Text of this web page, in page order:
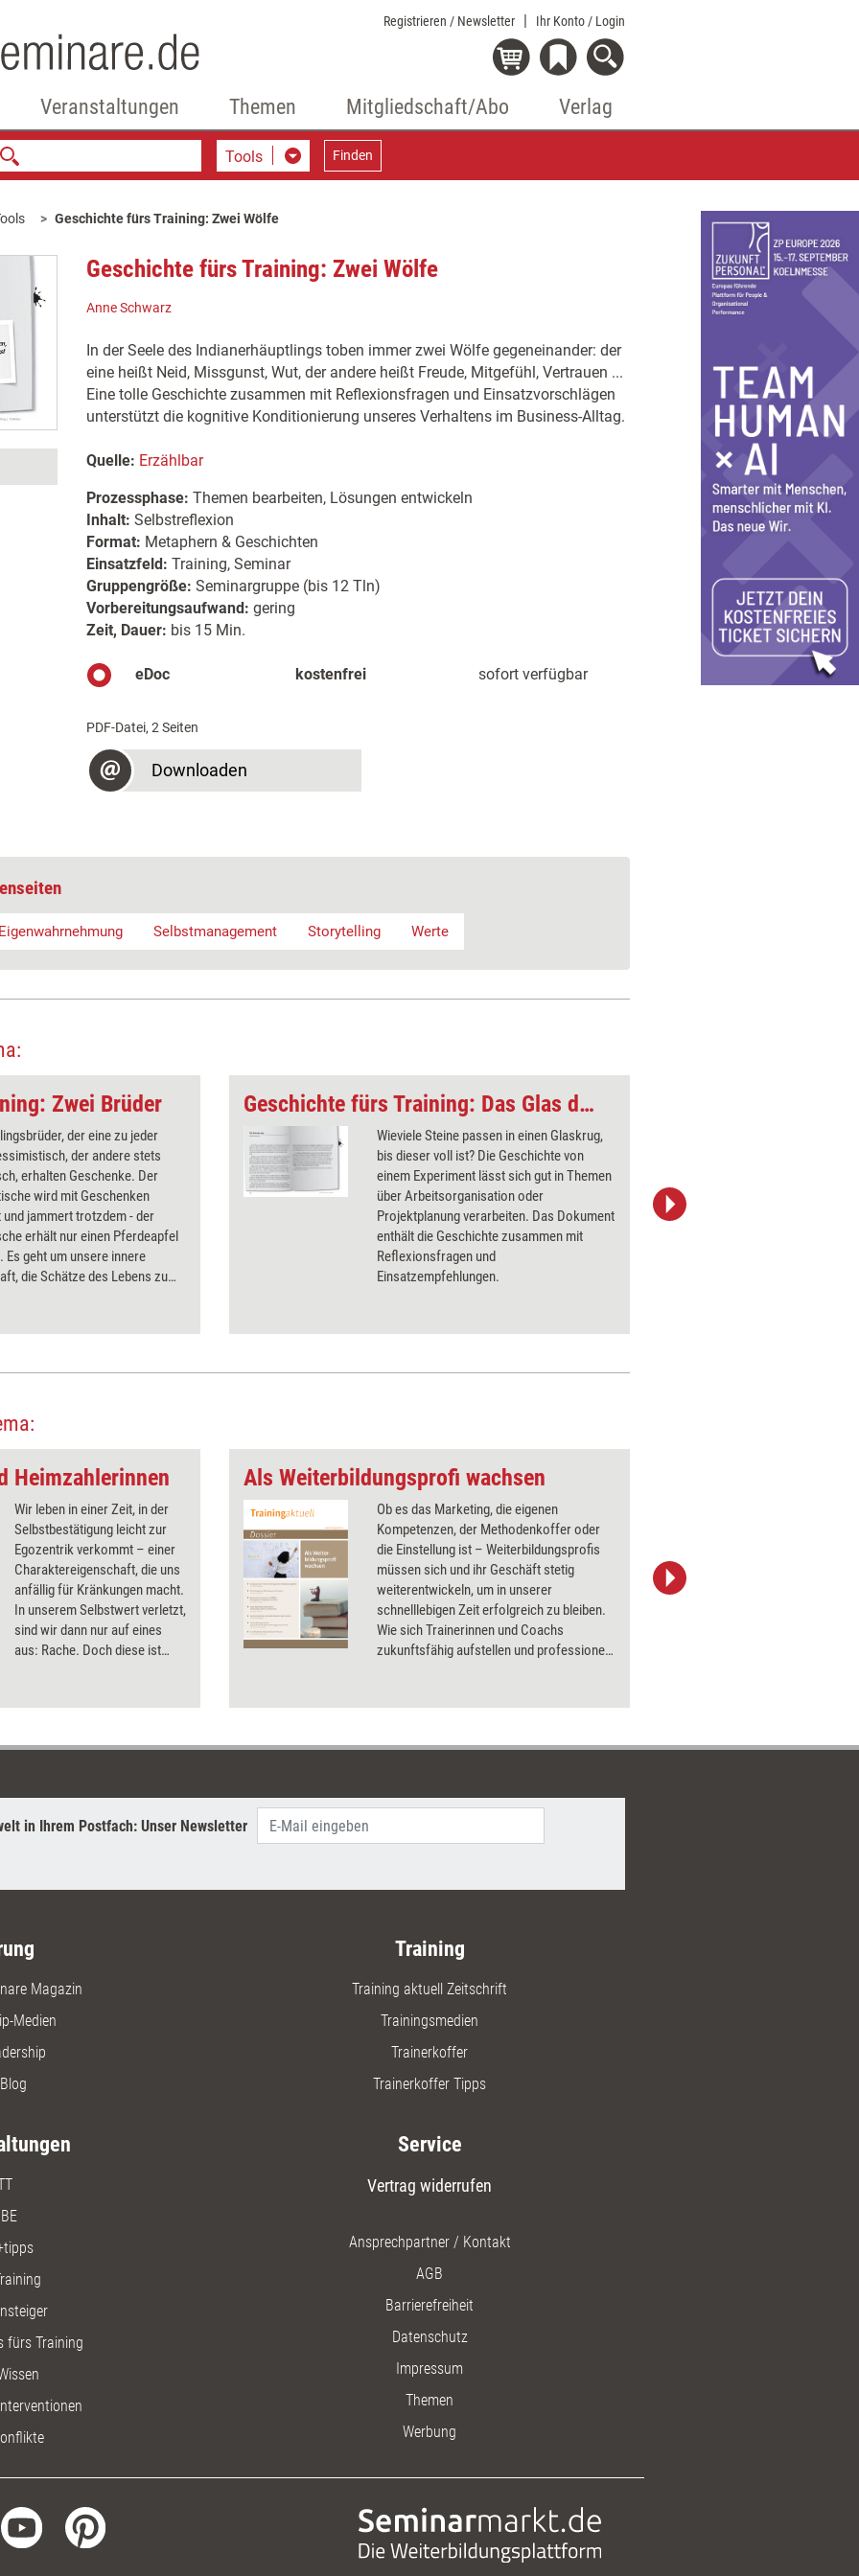
Registrieren / Newsletter Ihr Konto / Login
Veranstaltungen Themen Mitgliedschaft/Abo Verlag
Tools Finden
Geschichte fürs Training: Zwei Wölfe
Geschichte fürs Training: Zwei Wölfe
Anne Schwarz
In der Seele des Indianerhäuptlings toben immer zwei Wölfe gegeneinander: der
eine heißt Neid, Missgunst, Wut, der andere heißt Freude, Mitgefühl, Vertrauen ...
Eine tolle Geschichte zusammen mit Reflexionsfragen und Einsatzvorschlägen
unterstützt die kognitive Konditionierung unseres Verhaltens im Business-Alltag.
Quelle: Erzählbar
Prozessphase: Themen bearbeiten, Lösungen entwickeln
Inhalt: Selbstreflexion
Format: Metaphern & Geschichten
Einsatzfeld: Training, Seminar
Gruppengröße: Seminargruppe (bis 12 Tln)
Vorbereitungsaufwand: gering
Zeit, Dauer: bis 15 Min.
eDoc kostenfrei sofort verfügbar
PDF-Datei, 2 Seiten
Downloaden
Eigenwahrnehmung Selbstmanagement Storytelling Werte
Zwei Brüder
der eine zu jeder
der andere stets
erhalten Geschenke. Der
wird mit Geschenken
und jammert trotzdem - der
erhält nur einen Pferdeapfel
Es geht um unsere innere
die Schätze des Lebens zu
Geschichte fürs Training: Das Glas der Zeit
Wieviele Steine passen in einen Glaskrug,
bis dieser voll ist? Die Geschichte von
einem Experiment lässt sich gut in Themen
über Arbeitsorganisation oder
Projektplanung verarbeiten. Das Dokument
enthält die Geschichte zusammen mit
Reflexionsfragen und
Einsatzempfehlungen.
Heimzahlerinnen
Wir leben in einer Zeit, in der
Selbstbestätigung leicht zur
Egozentrik verkommt – einer
Charaktereigenschaft, die uns
anfällig für Kränkungen macht.
In unserem Selbstwert verletzt,
sind wir dann nur auf eines
aus: Rache. Doch diese ist
Als Weiterbildungsprofi wachsen
Ob es das Marketing, die eigenen
Kompetenzen, der Methodenkoffer oder
die Einstellung ist – Weiterbildungsprofis
müssen sich und ihr Geschäft stetig
weiterentwickeln, um in unserer
schnelllebigen Zeit erfolgreich zu bleiben.
Wie sich Trainerinnen und Coachs
zukunftsfähig aufstellen und professionell
in Ihrem Postfach: Unser Newsletter
Magazin
Medien
Training
Training aktuell Zeitschrift
Trainingsmedien
Trainerkoffer
Trainerkoffer Tipps
fürs Training
Service
Vertrag widerrufen
Ansprechpartner / Kontakt
AGB
Barrierefreiheit
Datenschutz
Impressum
Themen
Werbung